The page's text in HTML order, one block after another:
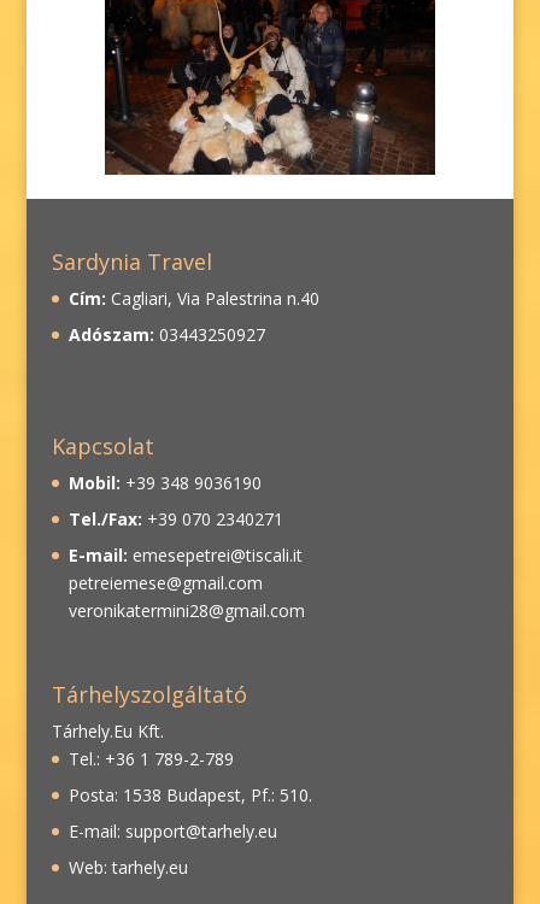
Sardynia Travel
Cím: Cagliari, Via Palestrina n.40
Adószam: 03443250927
Kapcsolat
Mobil: +39 348 9036190
Tel./Fax: +39 070 2340271
E-mail: emesepetrei@tiscali.it
petreiemese@gmail.com
veronikatermini28@gmail.com
Tárhelyszolgáltató
Tárhely.Eu Kft.
Tel.: +36 1 789-2-789
Posta: 1538 Budapest, Pf.: 510.
E-mail: support@tarhely.eu
Web: tarhely.eu